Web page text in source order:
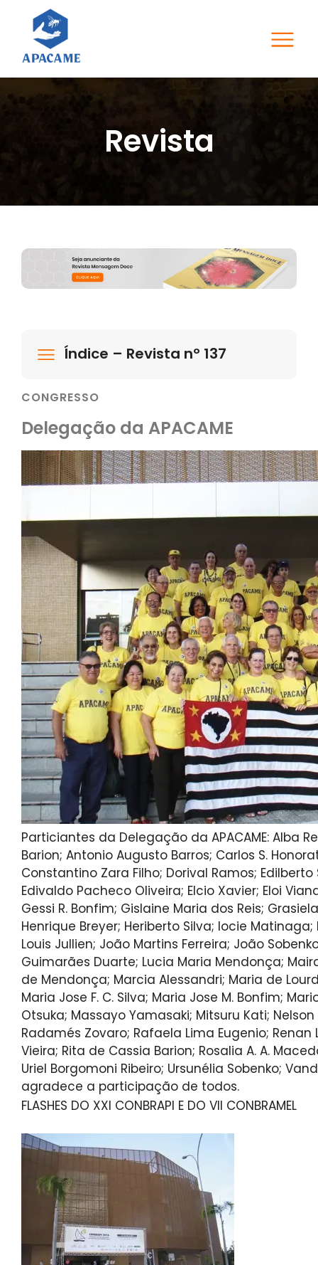
Revista
Índice – Revista nº 137
CONGRESSO
Delegação da APACAME
Particiantes da Delegação da APACAME: Alba
Barion; Antonio Augusto Barros; Carlos S.
Constantino Zara Filho; Dorival Ramos;
Edivaldo Pacheco Oliveira; Elcio Xavier; Eloi
Gessi R. Bonfim; Gislaine Maria dos Reis;
Henrique Breyer; Heriberto Silva; Iocie
Louis Jullien; João Martins Ferreira; João
Guimarães Duarte; Lucia Maria Mendonça;
de Mendonça; Marcia Alessandri; Maria de
Maria Jose F. C. Silva; Maria Jose M. Bonfim;
Otsuka; Massayo Yamasaki; Mitsuru Kati;
Radamés Zovaro; Rafaela Lima Eugenio; Renan
Vieira; Rita de Cassia Barion; Rosalia A. A.
Uriel Borgomoni Ribeiro; Ursunélia Sobenko;
agradece a participação de todos.
FLASHES DO XXI CONBRAPI E DO VII CONBRAMEL